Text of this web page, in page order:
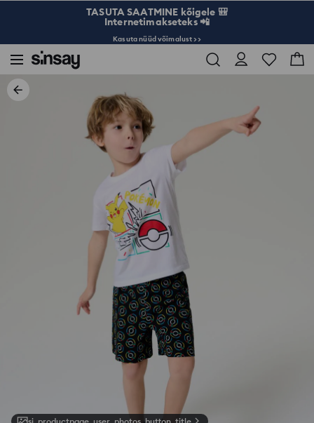
TASUTA SAATMINE kõigele 🎒
Internetimakseteks 📲
Kasuta nüüd võimalust >>